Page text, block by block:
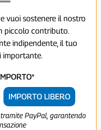
vuoi sostenere il nostro
piccolo contributo.
indipendente, il tuo
importante.
IMPORTO LIBERO
PayPal, garantendo